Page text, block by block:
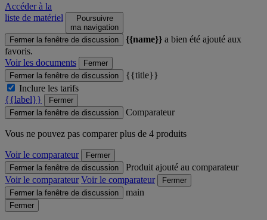
Accéder à la
liste de matériel
Poursuivre
ma navigation
Fermer la fenêtre de discussion
{{name}} a bien été ajouté aux
favoris.
Voir les documents
Fermer
Fermer la fenêtre de discussion
{{title}}
Inclure les tarifs
{{label}}
Fermer
Fermer la fenêtre de discussion
Comparateur
Vous ne pouvez pas comparer plus de 4 produits
Voir le comparateur
Fermer
Fermer la fenêtre de discussion
Produit ajouté au comparateur
Voir le comparateur Voir le comparateur
Fermer
Fermer la fenêtre de discussion
main
Fermer